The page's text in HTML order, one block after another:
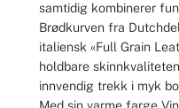
samtidig kombinerer
Brødkurven fra
italiensk «Full Grain
holdbare
innvendig trekk i myk